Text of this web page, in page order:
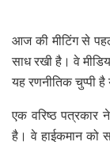
आज की मीटिंग से
साध रखी है। वे
यह रणनीतिक चुप्पी
एक वरिष्ठ पत्रकार
है। वे हाईकमान को